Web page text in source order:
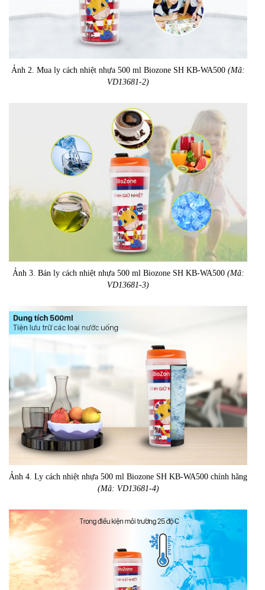
Ảnh 2. Mua ly cách nhiệt nhựa 500 ml Biozone SH KB-WA500 (Mã:
VD13681-2)
Ảnh 3. Bán ly cách nhiệt nhựa 500 ml Biozone SH KB-WA500 (Mã:
VD13681-3)
Ảnh 4. Ly cách nhiệt nhựa 500 ml Biozone SH KB-WA500 chính hãng
(Mã: VD13681-4)